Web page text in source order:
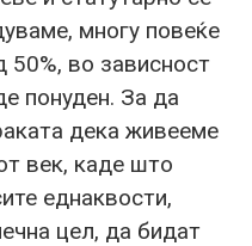
многу повеќе
50%, во зависност
понуден. За да
дека живееме
век, каде што
еднаквости,
цел, да бидат